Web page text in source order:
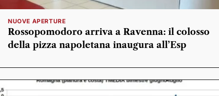
NUOVE APERTURE
Rossopomodoro arriva a Ravenna: il colosso
della pizza napoletana inaugura all’Esp